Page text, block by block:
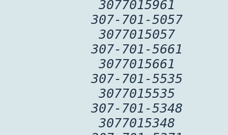
3077015961
307-701-5057
3077015057
307-701-5661
3077015661
307-701-5535
3077015535
307-701-5348
3077015348